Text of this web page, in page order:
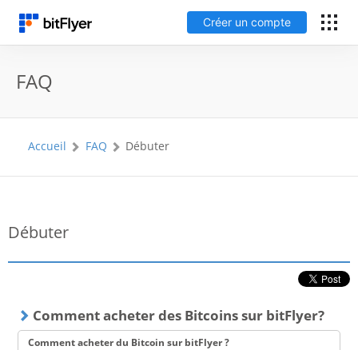
Créer un compte
Support
Sécurité
FAQ
Accueil FAQ Débuter
Débuter
Comment acheter des Bitcoins sur bitFlyer?
Comment acheter du Bitcoin sur bitFlyer ?